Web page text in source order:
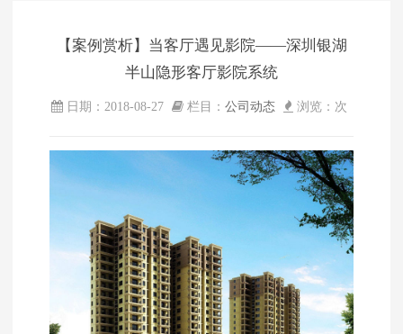
【案例赏析】当客厅遇见影院——深圳银湖
半山隐形客厅影院系统
日期：2018-08-27 栏目： 公司动态 浏览： 次